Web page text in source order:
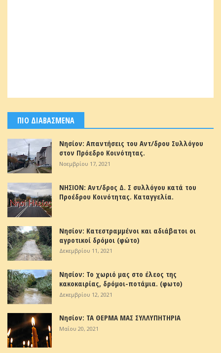
ΠΙΟ ΔΙΑΒΑΣΜΕΝΑ
Νησίον: Απαντήσεις του Αντ/δρου Συλλόγου
στον Πρόεδρο Κοινότητας.
Νοεμβρίου 17, 2021
ΝΗΣΙΟΝ: Αντ/δρος Δ. Σ συλλόγου κατά του
Προέδρου Κοινότητας. Καταγγελία.
Νησίον: Κατεστραμμένοι και αδιάβατοι οι
αγροτικοί δρόμοι (φώτο)
Δεκεμβρίου 11, 2021
Νησίον: Το χωριό μας στο έλεος της
κακοκαιρίας, δρόμοι-ποτάμια. (φωτο)
Δεκεμβρίου 12, 2021
Νησίον: ΤΑ ΘΕΡΜΑ ΜΑΣ ΣΥΛΛΥΠΗΤΗΡΙΑ
Μαΐου 20, 2021